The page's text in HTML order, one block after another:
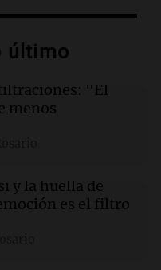
amenazan diques
$10.000 millones
por $4.500
1 ante Vélez y dejó
a la cima
último
"El
menos
y la huella de
es el filtro